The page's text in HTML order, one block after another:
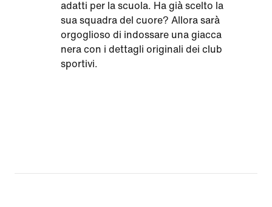
adatti per la scuola. Ha già scelto la
sua squadra del cuore? Allora sarà
orgoglioso di indossare una giacca
nera con i dettagli originali dei club
sportivi.